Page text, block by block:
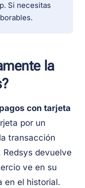
Si necesitas
la
con tarjeta
por un
transacción
devuelve
ve en su
en el historial.